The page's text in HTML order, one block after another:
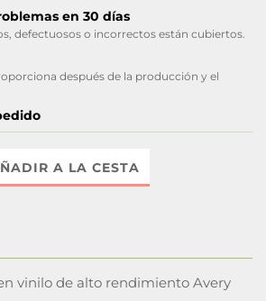
en 30 días
defectuosos o incorrectos están cubiertos.
después de la producción y el
A LA CESTA
vinilo de alto rendimiento Avery